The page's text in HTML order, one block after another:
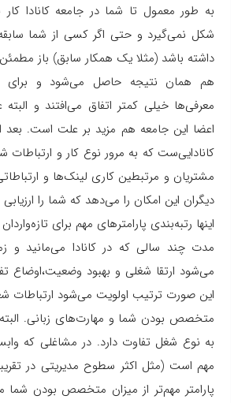
به طور معمول تا شما در جامعه کانادا کار
شکل نمی‌گیرد و حتی اگر کسی از شما
داشته باشد (مثلا یک همکار سابق) باز
هم همان نتیجه حاصل می‌شود و برای
معرفی‌ها خیلی کمتر اتفاق می‌افتند و
اعضا این جامعه هم مزید بر علت است. بعد
کانادایی‌ست که به مرور نوع کار و ارتباطات
مشتریان و مرتبطین کاری لینک‌ها و
دیگران این امکان را می‌دهد که شما را ارزیابی
اینها رتبه‌بندی پارامترهای مهم برای
مدت چند سالی که در کانادا می‌مانید و
می‌شود ارتقا شغلی و بهبود وضعیت،اوضاع
این صورت ترتیب اولویت می‌شود ارتباطات
متخصص بودن شما و مهارت‌های زبانی.
به نوع شغل تفاوت دارد. در مشاغلی که
مهم است (مثل اکثر سطوح مدیریتی در
پارامتر مهم‌تر از میزان متخصص بودن شما